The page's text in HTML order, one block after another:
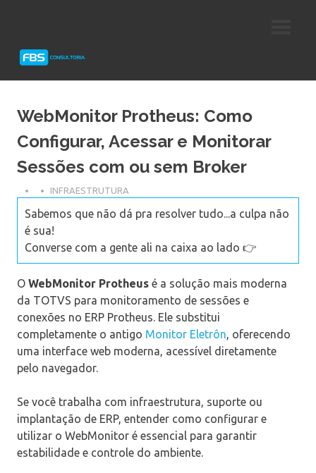
Protheus
WebMonitor Protheus: Como
Configurar, Acessar e Monitorar
Sessões com ou sem Broker
INFRAESTRUTURA
Sabemos que não dá pra resolver tudo...a culpa não
é sua!
Converse com a gente ali na caixa ao lado 👉
O WebMonitor Protheus é a solução mais moderna
da TOTVS para monitoramento de sessões e
conexões no ERP Protheus. Ele substitui
completamente o antigo Monitor Eletrôn, oferecendo
uma interface web moderna, acessível diretamente
pelo navegador.
Se você trabalha com infraestrutura, suporte ou
implantação de ERP, entender como configurar e
utilizar o WebMonitor é essencial para garantir
estabilidade e controle do ambiente.